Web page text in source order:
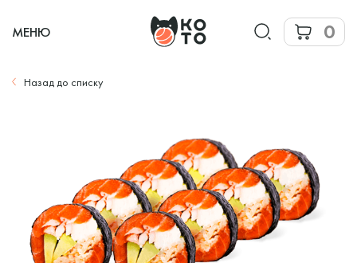
МЕНЮ 0
Назад до списку